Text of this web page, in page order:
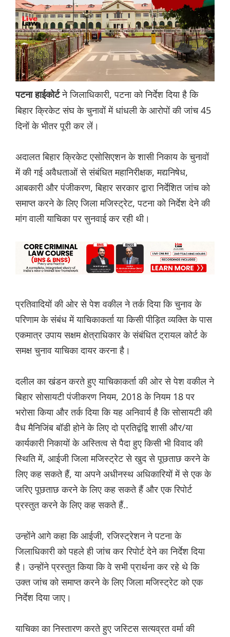
पटना हाईकोर्टने जिलाधिकारी, पटना को निर्देश दिया है कि
बिहार क्रिकेट संघ के चुनावों में धांधली के आरोपों की जांच 45
दिनों के भीतर पूरी कर लें।
अदालत बिहार क्रिकेट एसो‌सिएशन के शासी निकाय के चुनावों
में की गई अवैधताओं से संबंधित महानिरीक्षक, मद्यनिषेध,
आबकारी और पंजीकरण, बिहार सरकार द्वारा निर्देशित जांच को
समाप्त करने के लिए जिला मजिस्ट्रेट, पटना को निर्देश देने की
मांग वाली याचिका पर सुनवाई कर रही थी।
प्रतिवादियों की ओर से पेश वकील ने तर्क दिया कि चुनाव के
परिणाम के संबंध में याचिकाकर्ता या किसी पीड़ित व्यक्ति के पास
एकमात्र उपाय सक्षम क्षेत्राधिकार के संबंधित ट्रायल कोर्ट के
समक्ष चुनाव याचिका दायर करना है।
दलील का खंडन करते हुए याचिकाकर्ता की ओर से पेश वकील ने
बिहार सोसायटी पंजीकरण नियम, 2018 के नियम 18 पर
भरोसा किया और तर्क दिया कि यह अनिवार्य है कि सोसायटी की
वैध मैनिजिंब बॉडी होने के लिए दो प्रतिद्वंद्वि शासी और/या
कार्यकारी निकायों के अस्तित्व से पैदा हुए किसी भी विवाद की
स्थिति में, आईजी जिला मजिस्ट्रेट से खुद से पूछताछ करने के
लिए कह सकते हैं, या अपने अधीनस्थ अधिकारियों में से एक के
जर‌िए पूछताछ करने के लिए कह सकते हैं और एक रिपोर्ट
प्रस्तुत करने के लिए कह सकते हैं..
उन्होंने आगे कहा कि आईजी, रजिस्ट्रेशन ने पटना के
जिलाधिकारी को पहले ही जांच कर रिपोर्ट देने का निर्देश दिया
है। उन्होंने प्रस्तुत किया कि वे सभी प्रार्थना कर रहे थे कि
उक्त जांच को समाप्त करने के लिए जिला मजिस्ट्रेट को एक
निर्देश दिया जाए।
याचिका का निस्तारण करते हुए जस्टिस सत्यव्रत वर्मा की